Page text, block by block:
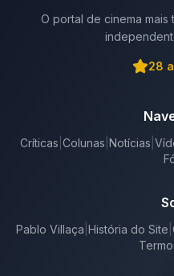
O portal de cinema mais
28
Críticas Colunas Notícias
Pablo Villaça História do Site